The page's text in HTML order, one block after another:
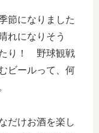
節になりました
れになりそう
り！ 野球観戦
ビールって、何
だけお酒を楽し